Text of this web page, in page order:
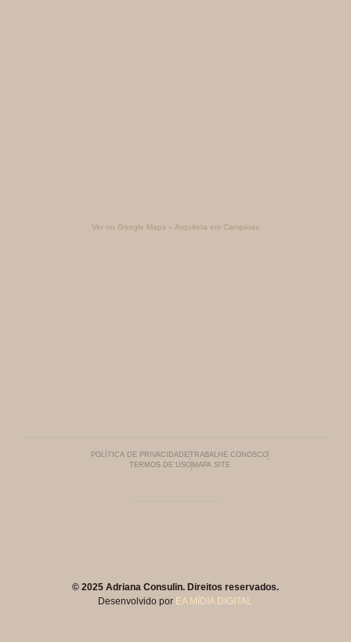
Ver no Google Maps – Arquiteta em Campinas
POLÍTICA DE PRIVACIDADE TRABALHE CONOSCO
TERMOS DE USO MAPA SITE
© 2025 Adriana Consulin. Direitos reservados.
Desenvolvido por EA MÍDIA DIGITAL